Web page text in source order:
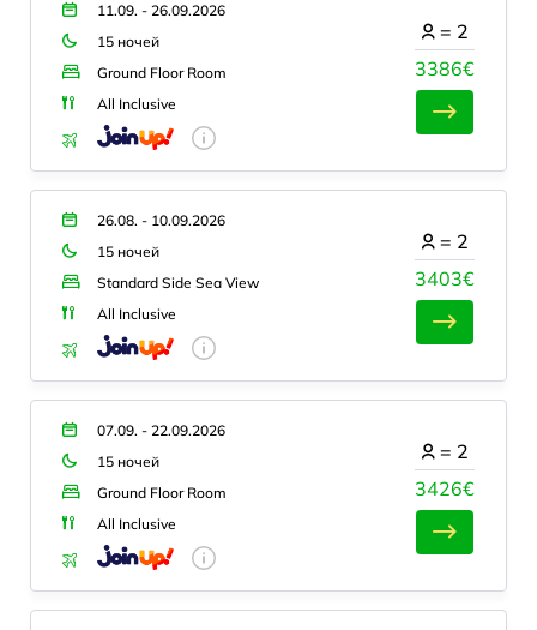
11.09. - 26.09.2026
15 ночей
Ground Floor Room
All Inclusive
3386€
= 2
26.08. - 10.09.2026
15 ночей
Standard Side Sea View
All Inclusive
3403€
= 2
07.09. - 22.09.2026
15 ночей
Ground Floor Room
All Inclusive
3426€
= 2